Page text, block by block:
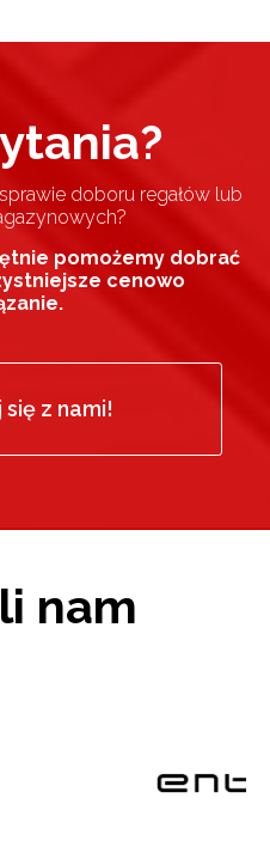
doboru regałów lub
pomożemy dobrać
cenowo
z nami!
nam